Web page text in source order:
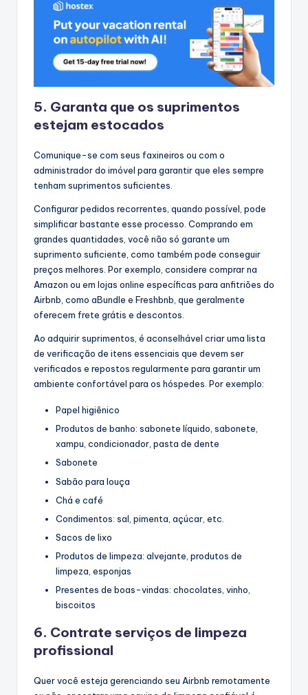
5. Garanta que os suprimentos
estejam estocados
Comunique-se com seus faxineiros ou com o
administrador do imóvel para garantir que eles sempre
tenham suprimentos suficientes.
Configurar pedidos recorrentes, quando possível, pode
simplificar bastante esse processo. Comprando em
grandes quantidades, você não só garante um
suprimento suficiente, como também pode conseguir
preços melhores. Por exemplo, considere comprar na
Amazon ou em lojas online específicas para anfitriões do
Airbnb, como aBundle e Freshbnb, que geralmente
oferecem frete grátis e descontos.
Ao adquirir suprimentos, é aconselhável criar uma lista
de verificação de itens essenciais que devem ser
verificados e repostos regularmente para garantir um
ambiente confortável para os hóspedes. Por exemplo:
Papel higiênico
Produtos de banho: sabonete líquido, sabonete,
xampu, condicionador, pasta de dente
Sabonete
Sabão para louça
Chá e café
Condimentos: sal, pimenta, açúcar, etc.
Sacos de lixo
Produtos de limpeza: alvejante, produtos de
limpeza, esponjas
Presentes de boas-vindas: chocolates, vinho,
biscoitos
6. Contrate serviços de limpeza
profissional
Quer você esteja gerenciando seu Airbnb remotamente